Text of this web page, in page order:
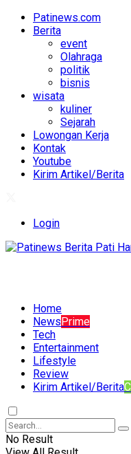
Patinews.com
Berita
event
Olahraga
politik
bisnis
wisata
kuliner
Sejarah
Lowongan Kerja
Kontak
Youtube
Kirim Artikel/Berita
Login
Home
NewsPrime
Tech
Entertainment
Lifestyle
Review
Kirim Artikel/Berita
No Result